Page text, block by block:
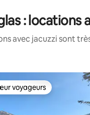
: locations
avec jacuzzi sont
voyageurs
voyageurs